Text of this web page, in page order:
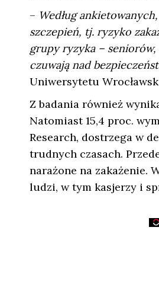
– Według
szczepień, tj. ryzyko
grupy ryzyka –
czuwają nad
Uniwersytetu
Z badania również
Natomiast 15,4 proc.
Research, dostrzega w
trudnych czasach.
narażone na zakażenie.
ludzi, w tym kasjerzy i